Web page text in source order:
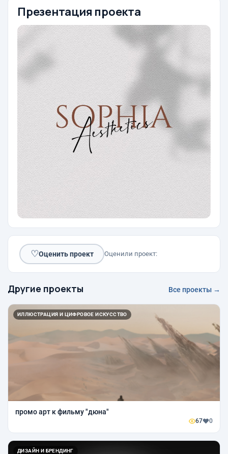
Презентация проекта
♡Оценить проект Оценили проект:
Другие проекты Все проекты →
ИЛЛЮСТРАЦИЯ И ЦИФРОВОЕ ИСКУССТВО
промо арт к фильму "дюна"
67 0
ДИЗАЙН И БРЕНДИНГ